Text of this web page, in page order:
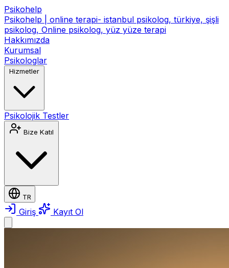
Psikohelp
Psikohelp | online terapi- istanbul psikolog, türkiye, şişli
psikolog, Online psikolog, yüz yüze terapi
Hakkımızda
Kurumsal
Psikologlar
Hizmetler
Psikolojik Testler
Bize Katıl
TR
Giriş Kayıt Ol